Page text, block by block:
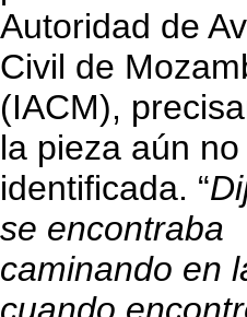
Autoridad de
Civil de
(IACM),
la pieza aún
identificada. “
se encontraba
caminando en